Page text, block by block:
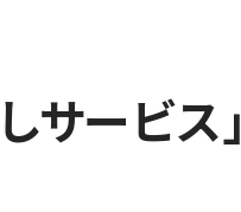
サービス」